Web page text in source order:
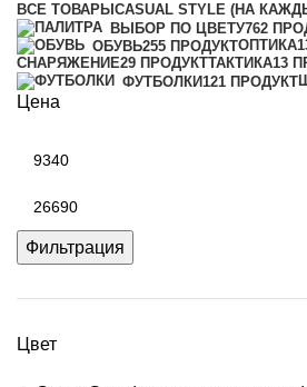
ВСЕ ТОВАРЫ CASUAL STYLE (НА
ВЫБОР ПО ЦВЕТУ762
ОБУВЬ255 ПРОДУКТОПТИКА
СНАРЯЖЕНИЕ29 ПРОДУКТТАКТИКА13
ФУТБОЛКИ121 ПРОДУКТ
Цена
Фильтрация
Цвет